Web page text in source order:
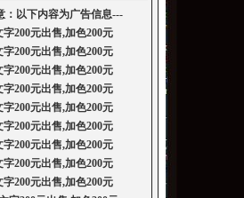
：以下内容为广告信息---
字200元出售,加色200元
200元出售,加色200元
200元出售,加色200元
200元出售,加色200元
200元出售,加色200元
200元出售,加色200元
200元出售,加色200元
200元出售,加色200元
200元出售,加色200元